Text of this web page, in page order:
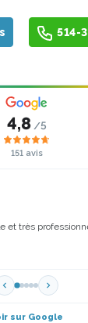
514-
4,8 /5
151 avis
et très
sur Google